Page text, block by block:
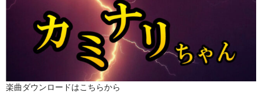
楽曲ダウンロードはこちらから